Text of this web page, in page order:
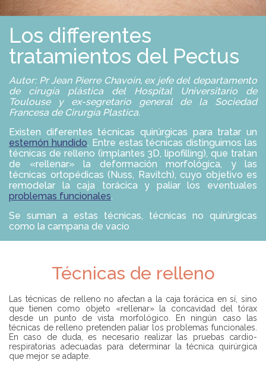
G
R
O
U
C
I
O
E
S
P
R
O
F
E
S
I
O
N
A
L
E
S
L
E
G
A
R
E
S
A
B
U
S
Los differentes
tratamientos del Pectus
Autor: Pr Jean Pierre Chavoin, ex jefe del departamento
de cirugía plástica del Hospital Universitario de
Toulouse y ex-segretario general de la Sociedad
Francesa de Cirurgía Plastica.
Existen diferentes técnicas quirúrgicas para tratar un
esternón hundido. Entre estas técnicas distinguimos las
técnicas de relleno (implantes 3D, lipofilling), que tratan
de «rellenar» la deformación morfológica, y las
técnicas ortopédicas (Nuss, Ravitch), cuyo objetivo es
remodelar la caja torácica y paliar los eventuales
problemas funcionales.
Se suman a estas técnicas, técnicas no quirúrgicas
como la campana de vacío
Técnicas de relleno
Las técnicas de relleno no afectan a la caja torácica en sí, sino
que tienen como objeto «rellenar» la concavidad del tórax
desde un punto de vista morfológico. En ningún caso las
técnicas de relleno pretenden paliar los problemas funcionales.
En caso de duda, es necesario realizar las pruebas cardio-
respiratorias adecuadas para determinar la técnica quirúrgica
que mejor se adapte.